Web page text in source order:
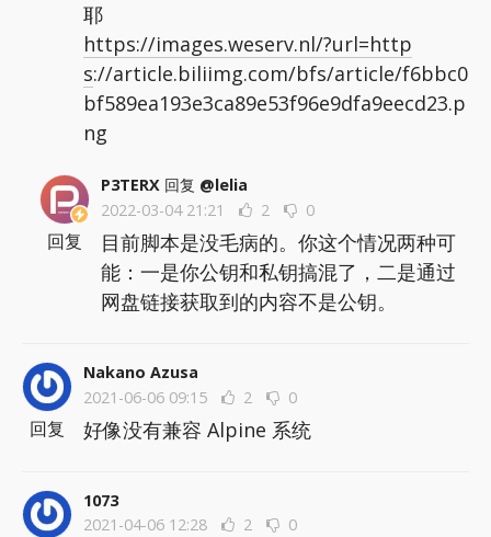
耶
https://images.weserv.nl/?url=http
s://article.biliimg.com/bfs/article/f6bbc0
bf589ea193e3ca89e53f96e9dfa9eecd23.p
ng
P3TERX 回复 @lelia
2022-03-04 21:21
2 0
目前脚本是没毛病的。你这个情况两种可
能：一是你公钥和私钥搞混了，二是通过
网盘链接获取到的内容不是公钥。
回复
Nakano Azusa
2021-06-06 09:15
2 0
好像没有兼容 Alpine 系统
回复
1073
2021-04-06 12:28
2 0